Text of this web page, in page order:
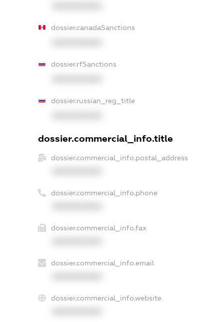
dossier.canadaSanctions
dossier.rfSanctions
dossier.russian_reg_title
dossier.commercial_info.title
dossier.commercial_info.postal_address
dossier.commercial_info.phone
dossier.commercial_info.fax
dossier.commercial_info.email
dossier.commercial_info.website